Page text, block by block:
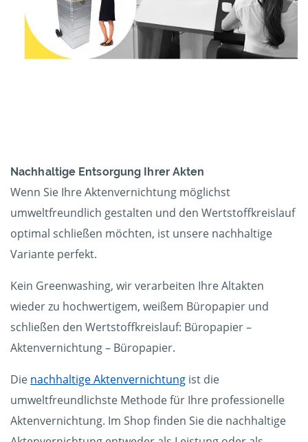
Nachhaltige Entsorgung Ihrer Akten
Wenn Sie Ihre Aktenvernichtung möglichst
umweltfreundlich gestalten und den Wertstoffkreislauf
optimal schließen möchten, ist unsere nachhaltige
Variante perfekt.
Kein Greenwashing, wir verarbeiten Ihre Altakten
wieder zu hochwertigem, weißem Büropapier und
schließen den Wertstoffkreislauf: Büropapier –
Aktenvernichtung – Büropapier.
Die nachhaltige Aktenvernichtung ist die
umweltfreundlichste Methode für Ihre professionelle
Aktenvernichtung. Im Shop finden Sie die nachhaltige